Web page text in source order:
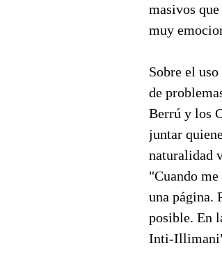
masivos
muy
Sobre el
de
Berrú y los
juntar
naturalidad
"Cuando me
una página.
posible. En
Inti-